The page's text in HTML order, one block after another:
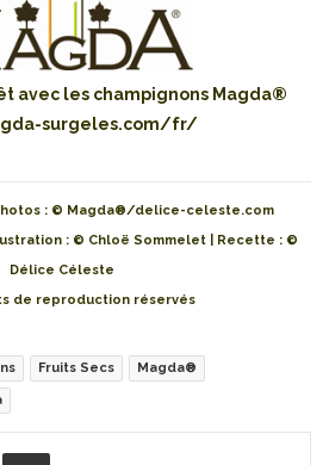
avec les champignons Magda®
surgeles.com/fr/
: © Magda®/delice-celeste.com
: © Chloë Sommelet | Recette : ©
Délice Céleste
de reproduction réservés
Fruits Secs Magda®